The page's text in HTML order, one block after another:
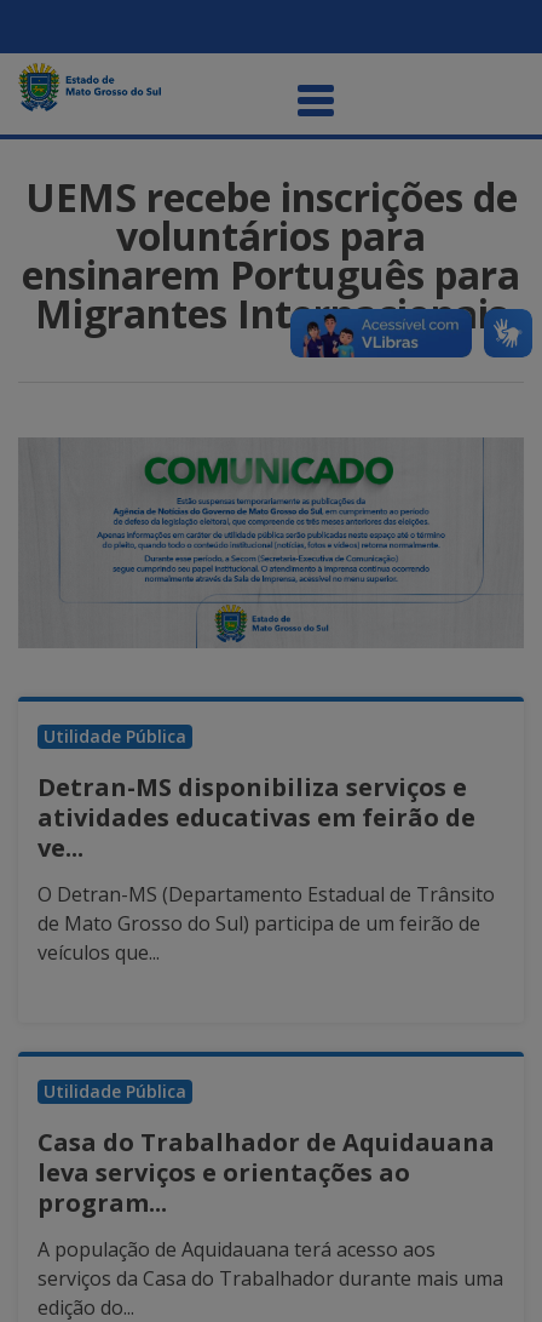
UEMS recebe inscrições de
voluntários para
ensinarem Português para
Migrantes Internacionais
Utilidade Pública
Detran-MS disponibiliza serviços e
atividades educativas em feirão de
ve...
O Detran-MS (Departamento Estadual de Trânsito
de Mato Grosso do Sul) participa de um feirão de
veículos que...
Utilidade Pública
Casa do Trabalhador de Aquidauana
leva serviços e orientações ao
program...
A população de Aquidauana terá acesso aos
serviços da Casa do Trabalhador durante mais uma
edição do...